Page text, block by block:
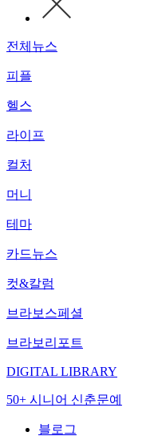
전체뉴스
피플
헬스
라이프
컬처
머니
테마
카드뉴스
컷&칼럼
브라보스페셜
브라보리포트
DIGITAL LIBRARY
50+ 시니어 신춘문예
블로그